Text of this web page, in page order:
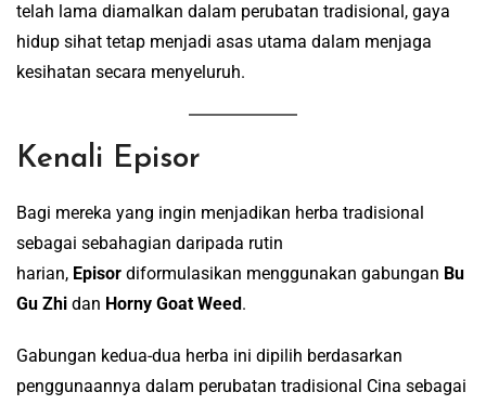
telah lama diamalkan dalam perubatan tradisional, gaya
hidup sihat tetap menjadi asas utama dalam menjaga
kesihatan secara menyeluruh.
Kenali Episor
Bagi mereka yang ingin menjadikan herba tradisional
sebagai sebahagian daripada rutin
harian, Episor diformulasikan menggunakan gabungan Bu
Gu Zhi dan Horny Goat Weed .
Gabungan kedua-dua herba ini dipilih berdasarkan
penggunaannya dalam perubatan tradisional Cina sebagai